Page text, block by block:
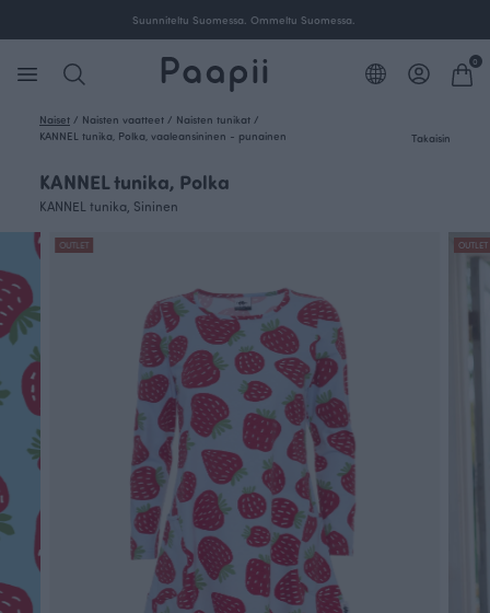
Suunniteltu Suomessa. Ommeltu Suomessa.
0
Naiset / Naisten vaatteet / Naisten tunikat /
KANNEL tunika, Polka, vaaleansininen - punainen
Takaisin
KANNEL tunika, Polka
KANNEL tunika, Sininen
OUTLET OUTLET